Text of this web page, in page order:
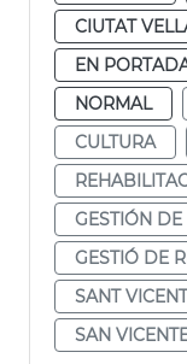
CIUTAT
EN
NORMAL
CULTURA
GESTIÓN DE
GESTIÓ DE
SANT
SAN